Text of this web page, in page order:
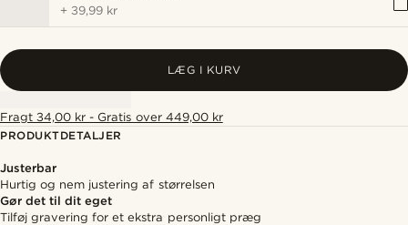
+ 39,99 kr
LÆG I KURV
Fragt 34,00 kr - Gratis over 449,00 kr
PRODUKTDETALJER
Justerbar
Hurtig og nem justering af størrelsen
Gør det til dit eget
Tilføj gravering for et ekstra personligt præg